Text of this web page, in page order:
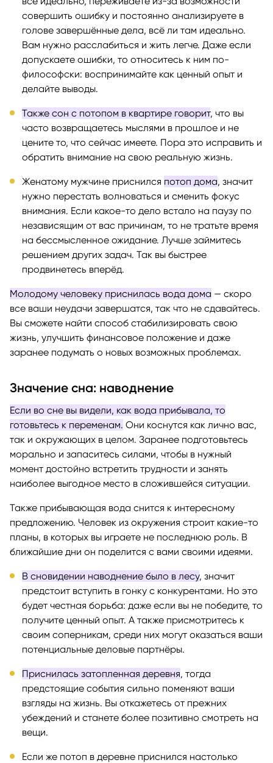
совершить ошибку и постоянно анализируете в
голове завершённые дела, всё ли там идеально.
Вам нужно расслабиться и жить легче. Даже если
допускаете ошибки, то относитесь к ним по-
философски: воспринимайте как ценный опыт и
делайте выводы.
Также сон с потопом в квартире говорит, что вы
часто возвращаетесь мыслями в прошлое и не
цените то, что сейчас имеете. Пора это исправить и
обратить внимание на свою реальную жизнь.
Женатому мужчине приснился потоп дома, значит
нужно перестать волноваться и сменить фокус
внимания. Если какое-то дело встало на паузу по
независящим от вас причинам, то не тратьте время
на бессмысленное ожидание. Лучше займитесь
решением других задач. Так вы быстрее
продвинетесь вперёд.
Молодому человеку приснилась вода дома — скоро
все ваши неудачи завершатся, так что не сдавайтесь.
Вы сможете найти способ стабилизировать свою
жизнь, улучшить финансовое положение и даже
заранее подумать о новых возможных проблемах.
Значение сна: наводнение
Если во сне вы видели, как вода прибывала, то
готовьтесь к переменам. Они коснутся как лично вас,
так и окружающих в целом. Заранее подготовьтесь
морально и запаситесь силами, чтобы в нужный
момент достойно встретить трудности и занять
наиболее выгодное место в сложившейся ситуации.
Также прибывающая вода снится к интересному
предложению. Человек из окружения строит какие-то
планы, в которых вы играете не последнюю роль. В
ближайшие дни он поделится с вами своими идеями.
В сновидении наводнение было в лесу, значит
предстоит вступить в гонку с конкурентами. Но это
будет честная борьба: даже если вы не победите, то
получите ценный опыт. А также присмотритесь к
своим соперникам, среди них могут оказаться ваши
потенциальные деловые партнёры.
Приснилась затопленная деревня, тогда
предстоящие события сильно поменяют ваши
взгляды на жизнь. Вы откажетесь от прежних
убеждений и станете более позитивно смотреть на
вещи.
Если же потоп в деревне приснился настолько